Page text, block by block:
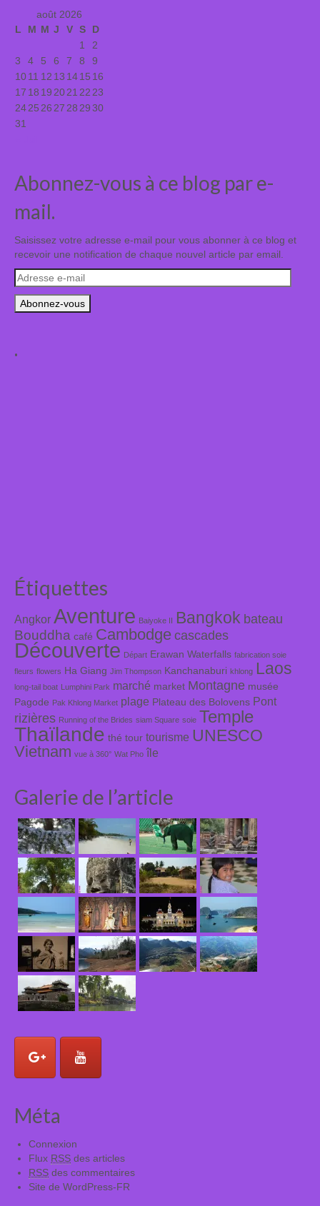
août 2026
L
M M J V S D
1
2
3
4 5 6 7 8
9
1011 12 13 1415 16
17 18 19 2021 22 23
2425 26 27 28 2930
31
Abonnez-vous à ce blog par e-
mail.
Saisissez votre adresse e-mail pour vous abonner à ce blog et
recevoir une notification de chaque nouvel article par email.
Adresse
e-
mail
.
Étiquettes
Angkor Aventure Baiyoke II Bangkok bateau
Bouddha café Cambodge cascades
Découverte Départ Erawan Waterfalls fabrication soie
fleurs flowers Ha Giang Jim Thompson Kanchanaburi khlong Laos
long-tail boat Lumphini Park marché market Montagne musée
Pagode Pak Khlong Market plage Plateau des Bolovens Pont
rizières Running of the Brides siam Square soie Temple
Thaïlande thé tour tourisme UNESCO
Vietnam vue à 360° Wat Pho île
Galerie de l’article
Méta
Connexion
Flux RSS des articles
RSS des commentaires
Site de WordPress-FR